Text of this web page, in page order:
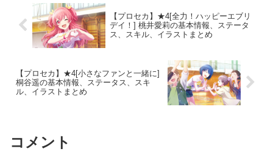
【プロセカ】★4[全力！ハッピーエブリ
デイ！] 桃井愛莉の基本情報、ステータ
ス、スキル、イラストまとめ
【プロセカ】★4[小さなファンと一緒に]
桐谷遥の基本情報、ステータス、スキ
ル、イラストまとめ
コメント